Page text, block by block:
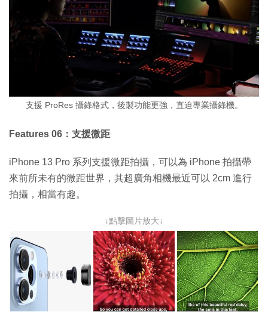
支援 ProRes 攝錄格式，後製功能更強，直迫專業攝錄機。
Features 06：支援微距
iPhone 13 Pro 系列支援微距拍攝，可以為 iPhone 拍攝帶
來前所未有的微距世界，其超廣角相機最近可以 2cm 進行
拍攝，相當有趣。
↓點擊圖片放大↓